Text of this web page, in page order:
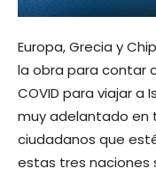
Europa, Grecia y
la obra para contar
COVID para viajar a
muy adelantado en
ciudadanos que
estas tres naciones